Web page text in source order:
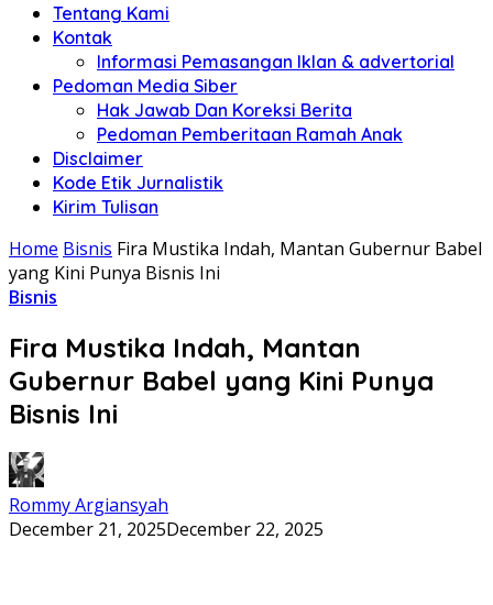
Tentang Kami
Kontak
Informasi Pemasangan Iklan & advertorial
Pedoman Media Siber
Hak Jawab Dan Koreksi Berita
Pedoman Pemberitaan Ramah Anak
Disclaimer
Kode Etik Jurnalistik
Kirim Tulisan
Home Bisnis Fira Mustika Indah, Mantan Gubernur Babel
yang Kini Punya Bisnis Ini
Bisnis
Fira Mustika Indah, Mantan
Gubernur Babel yang Kini Punya
Bisnis Ini
Rommy Argiansyah
December 21, 2025December 22, 2025